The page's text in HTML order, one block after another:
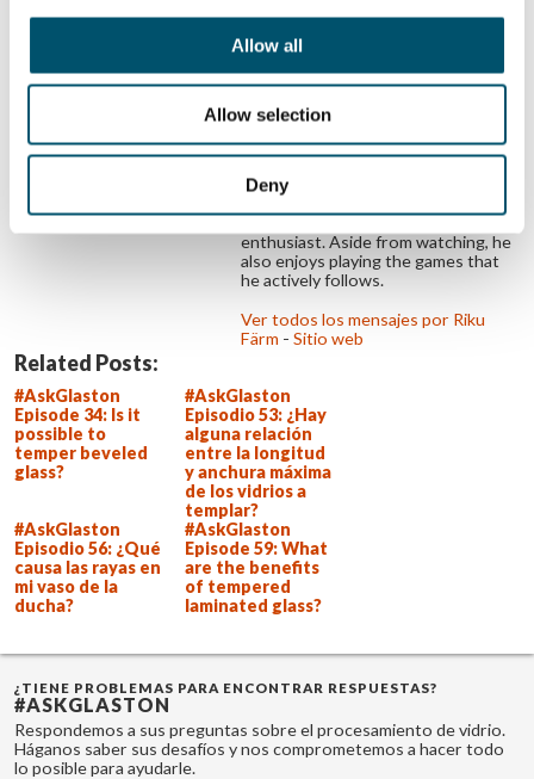
Allow all
Allow selection
Deny
Engineering at Glaston. He is keen
developing new business- and
technology-related things – which
makes product management a
natural fit for him. In everything Riku
does, he aims to ensure that glass
processing customers are as
Riku and challenges him every day to
better. Riku is an e-sports
enthusiast. Aside from watching, he
also enjoys playing the games that
he actively follows.
Ver todos los mensajes por Riku
Färm - Sitio web
Related Posts:
#AskGlaston
Episode 34: Is it
possible to
temper beveled
glass?
#AskGlaston
Episodio 53: ¿Hay
alguna relación
entre la longitud
y anchura máxima
de los vidrios a
templar?
#AskGlaston
Episodio 56: ¿Qué
causa las rayas en
mi vaso de la
ducha?
#AskGlaston
Episode 59: What
are the benefits
of tempered
laminated glass?
¿TIENE PROBLEMAS PARA ENCONTRAR RESPUESTAS?
#ASKGLASTON
Respondemos a sus preguntas sobre el procesamiento de vidrio.
Háganos saber sus desafíos y nos comprometemos a hacer todo
lo posible para ayudarle.